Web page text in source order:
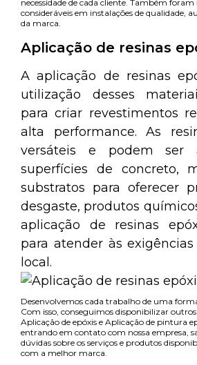
necessidade de cada cliente. Também foram
consideráveis em instalações de qualidade,
da marca.
Aplicação de resinas
A aplicação de resinas
utilização desses
para criar revestimentos
alta performance. As
versáteis e podem ser
superfícies de concreto,
substratos para oferecer
desgaste, produtos
aplicação de resinas
para atender às
local.
Desenvolvemos cada trabalho de uma
Com isso, conseguimos disponibilizar
Aplicação de epóxis e Aplicação de pintura
entrando em contato com nossa empresa,
dúvidas sobre os serviços e produtos
com a melhor marca.